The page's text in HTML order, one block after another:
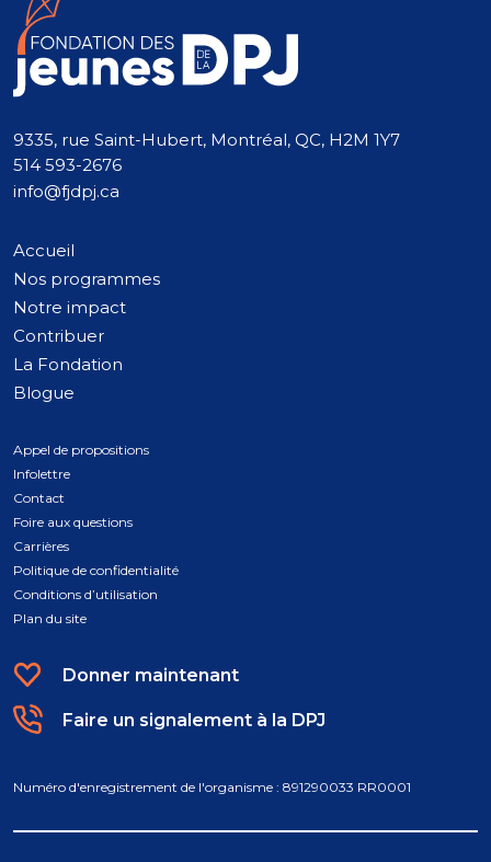
9335, rue Saint-Hubert, Montréal, QC, H2M 1Y7
514 593-2676
info@fjdpj.ca
Accueil
Nos programmes
Notre impact
Contribuer
La Fondation
Blogue
Appel de propositions
Infolettre
Contact
Foire aux questions
Carrières
Politique de confidentialité
Conditions d’utilisation
Plan du site
Donner maintenant
Faire un signalement à la DPJ
Numéro d'enregistrement de l'organisme : 891290033 RR0001